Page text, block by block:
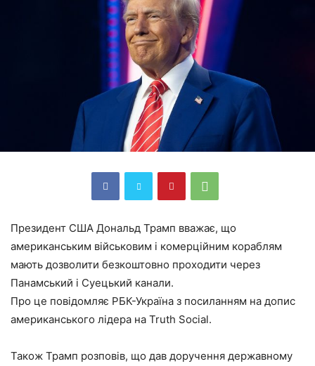
Президент США Дональд Трамп вважає, що
американським військовим і комерційним кораблям
мають дозволити безкоштовно проходити через
Панамський і Суецький канали.
Про це повідомляє РБК-Україна з посиланням на допис
американського лідера на Truth Social.
Також Трамп розповів, що дав доручення державному